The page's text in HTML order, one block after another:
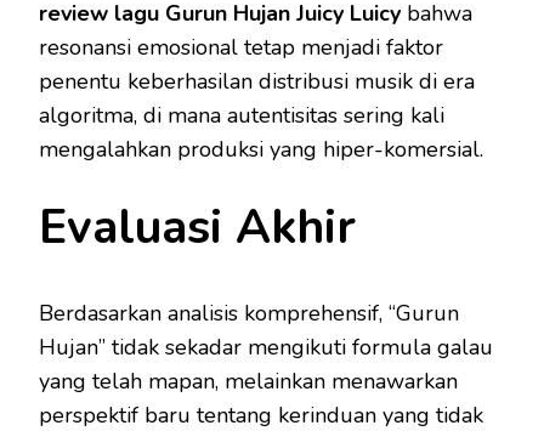
review lagu Gurun Hujan Juicy Luicy bahwa
resonansi emosional tetap menjadi faktor
penentu keberhasilan distribusi musik di era
algoritma, di mana autentisitas sering kali
mengalahkan produksi yang hiper-komersial.
Evaluasi Akhir
Berdasarkan analisis komprehensif, “Gurun
Hujan” tidak sekadar mengikuti formula galau
yang telah mapan, melainkan menawarkan
perspektif baru tentang kerinduan yang tidak